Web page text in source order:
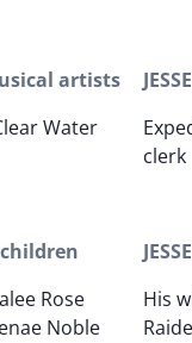
artists
Water
clerk
Rose
Noble
His